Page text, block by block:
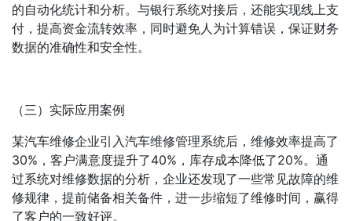
的自动化统计和分析。与银行系统对接后，还能实现线上支
付，提高资金流转效率，同时避免人为计算错误，保证财务
数据的准确性和安全性。
（三）实际应用案例
某汽车维修企业引入汽车维修管理系统后，维修效率提高了
30%，客户满意度提升了40%，库存成本降低了20%。通
过系统对维修数据的分析，企业还发现了一些常见故障的维
修规律，提前储备相关备件，进一步缩短了维修时间，赢得
了客户的一致好评。